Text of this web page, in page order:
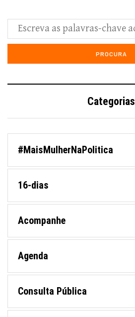
Categorias
#MaisMulherNaPolitica
16-dias
Acompanhe
Agenda
Consulta Pública